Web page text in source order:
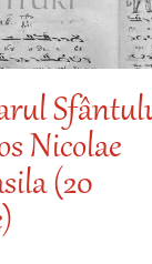
Nicolae
(20